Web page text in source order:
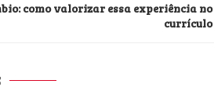
como valorizar essa experiência no
currículo